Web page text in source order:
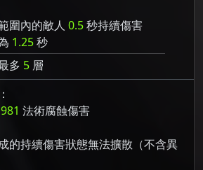
圍內的敵人 0.5秒持續傷害
1.25秒
多 5 層
981 法術腐蝕傷害
的持續傷害狀態無法擴散（不含異